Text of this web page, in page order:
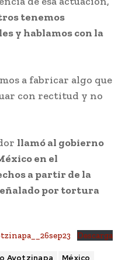
tenemos
y hablamos con la
a fabricar algo que
con rectitud y no
llamó al gobierno
en el
a partir de la
por tortura
Descarga